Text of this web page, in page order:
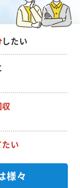
したい
い
様々